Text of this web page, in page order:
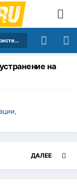
Электрика/Автосигнализации, противоугонные системы и хитрушки
на
ДАЛЕЕ